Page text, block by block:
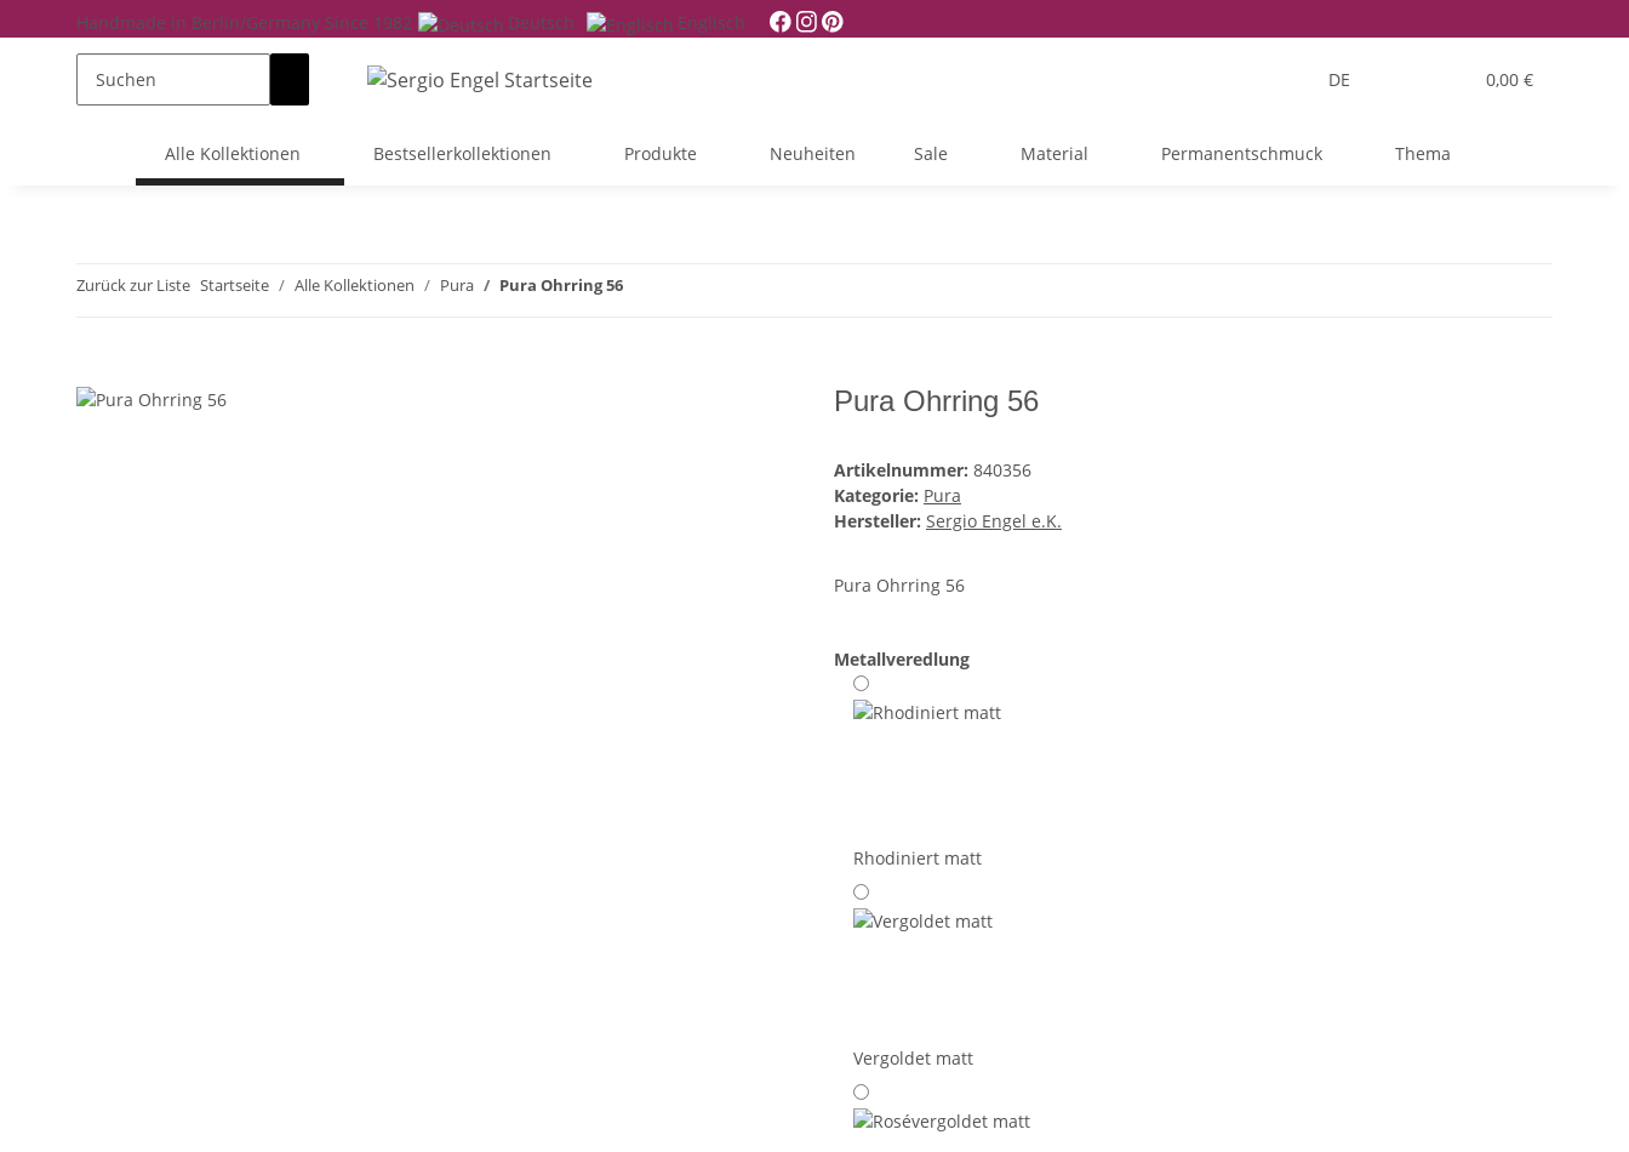
Handmade in Berlin/Germany Since 1982 Deutsch Englisch
DE 0,00 €
Alle Kollektionen Bestsellerkollektionen Produkte Neuheiten Sale Material Permanentschmuck Thema
Zurück zur Liste Startseite Alle Kollektionen Pura Pura Ohrring 56
Pura Ohrring 56
Artikelnummer: 840356
Kategorie: Pura
Hersteller: Sergio Engel e.K.
Pura Ohrring 56
Metallveredlung
Rhodiniert matt
Vergoldet matt